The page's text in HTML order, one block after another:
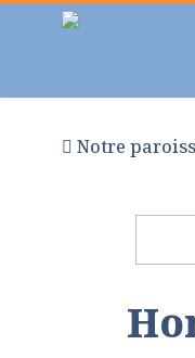
Notre